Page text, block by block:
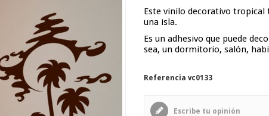
Este vinilo decorativo tropical
una isla.
Es un adhesivo que puede
sea, un dormitorio, salón,
Referencia vc0133
Escribe tu opinión